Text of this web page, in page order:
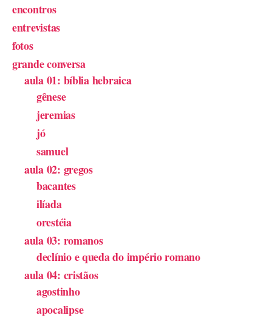
encontros
entrevistas
fotos
grande conversa
aula 01: bíblia hebraica
gênese
jeremias
jó
samuel
aula 02: gregos
bacantes
ilíada
orestéia
aula 03: romanos
declínio e queda do império romano
aula 04: cristãos
agostinho
apocalipse